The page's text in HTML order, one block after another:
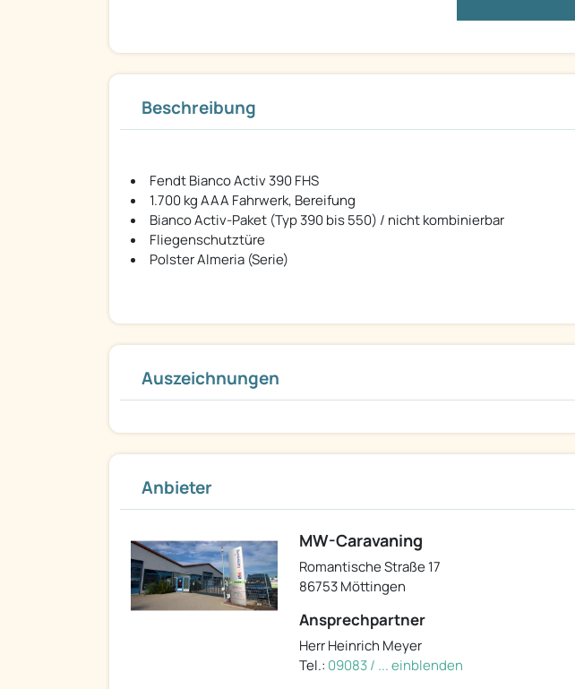
Beschreibung
Fendt Bianco Activ 390 FHS
1.700 kg AAA Fahrwerk, Bereifung
Bianco Activ-Paket (Typ 390 bis 550) / nicht kombinierbar
Fliegenschutztüre
Polster Almeria (Serie)
Auszeichnungen
Anbieter
MW-Caravaning
Romantische Straße 17
86753 Möttingen
Ansprechpartner
Herr Heinrich Meyer
Tel.: 09083 / ... einblenden